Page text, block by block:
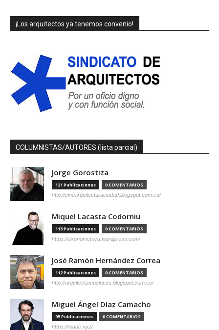
¡Los arquitectos ya tenemos convenio!
COLUMNISTAS/AUTORES (lista parcial)
Jorge Gorostiza
121 Publicaciones 0 COMENTARIOS
http://cinearquitecturaciudad.blogspot.com.es/
Miquel Lacasta Codorniu
113 Publicaciones 0 COMENTARIOS
https://axonometrica.wordpress.com/
José Ramón Hernández Correa
112 Publicaciones 0 COMENTARIOS
http://arquitectamoslocos.blogspot.com.es/
Miguel Ángel Díaz Camacho
95 Publicaciones 0 COMENTARIOS
https://madc.xyz/